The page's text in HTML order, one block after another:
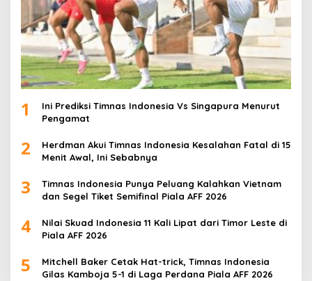
1
Ini Prediksi Timnas Indonesia Vs Singapura Menurut
Pengamat
2
Herdman Akui Timnas Indonesia Kesalahan Fatal di 15
Menit Awal, Ini Sebabnya
3
Timnas Indonesia Punya Peluang Kalahkan Vietnam
dan Segel Tiket Semifinal Piala AFF 2026
4
Nilai Skuad Indonesia 11 Kali Lipat dari Timor Leste di
Piala AFF 2026
5
Mitchell Baker Cetak Hat-trick, Timnas Indonesia
Gilas Kamboja 5-1 di Laga Perdana Piala AFF 2026